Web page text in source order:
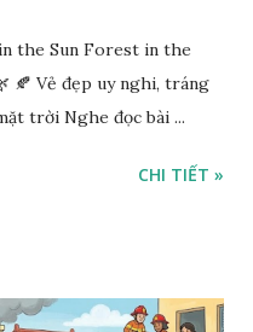
the Sun Forest in the
🍂 Vẻ đẹp uy nghi, tráng
trời Nghe đọc bài ...
CHI TIẾT »